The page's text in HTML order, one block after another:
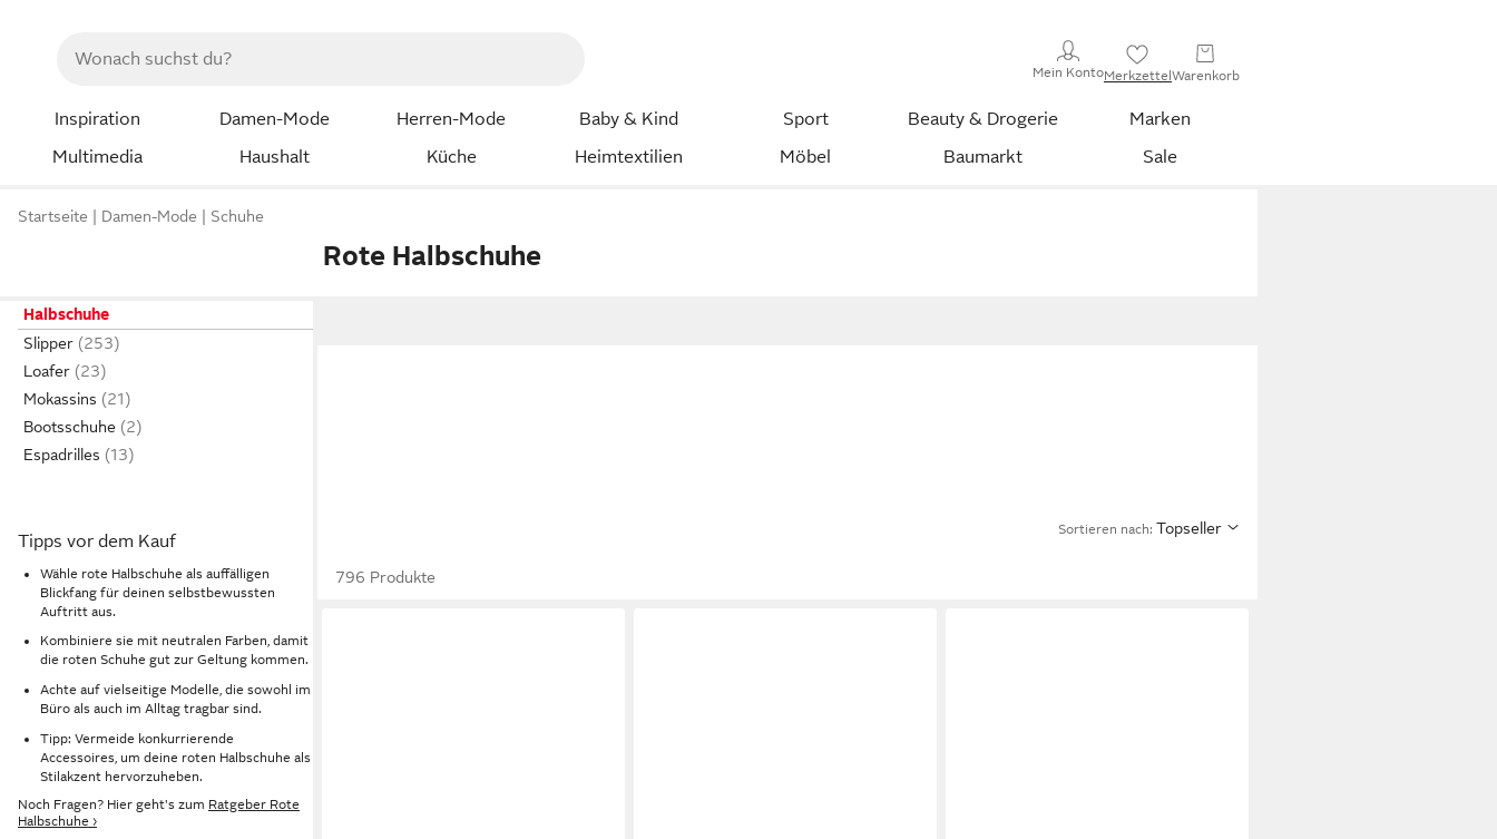
Mein KontoMerkzettelWarenkorb
Inspiration Damen-Mode Herren-Mode Baby & Kind Sport Beauty & Drogerie
Marken
Multimedia
Haushalt Küche Heimtextilien Möbel Baumarkt Sale
Startseite Damen-Mode Schuhe
Rote Halbschuhe
Halbschuhe
Slipper
Loafer
Mokassins
Bootsschuhe
Espadrilles
Tipps vor dem Kauf
Wähle rote Halbschuhe als auffälligen
Blickfang für deinen selbstbewussten
Auftritt aus.
Kombiniere sie mit neutralen Farben, damit
die roten Schuhe gut zur Geltung kommen.
Achte auf vielseitige Modelle, die sowohl im
Büro als auch im Alltag tragbar sind.
Tipp: Vermeide konkurrierende
Accessoires, um deine roten Halbschuhe als
Stilakzent hervorzuheben.
Noch Fragen? Hier geht's zum Ratgeber Rote
Halbschuhe ›
Sortieren nach: Topseller
796 Produkte